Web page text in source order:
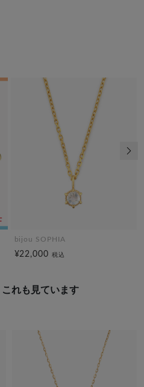
bijou SOPHIA
¥22,000税込
れも見ています